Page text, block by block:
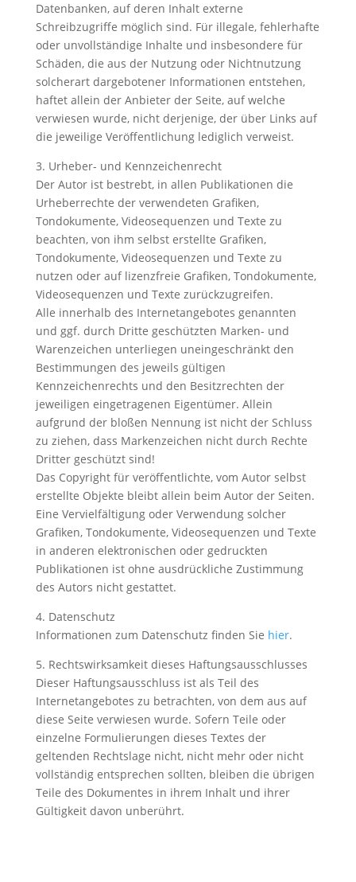
Datenbanken, auf deren Inhalt externe
Schreibzugriffe möglich sind. Für illegale, fehlerhafte
oder unvollständige Inhalte und insbesondere für
Schäden, die aus der Nutzung oder Nichtnutzung
solcherart dargebotener Informationen entstehen,
haftet allein der Anbieter der Seite, auf welche
verwiesen wurde, nicht derjenige, der über Links auf
die jeweilige Veröffentlichung lediglich verweist.
3. Urheber- und Kennzeichenrecht
Der Autor ist bestrebt, in allen Publikationen die
Urheberrechte der verwendeten Grafiken,
Tondokumente, Videosequenzen und Texte zu
beachten, von ihm selbst erstellte Grafiken,
Tondokumente, Videosequenzen und Texte zu
nutzen oder auf lizenzfreie Grafiken, Tondokumente,
Videosequenzen und Texte zurückzugreifen.
Alle innerhalb des Internetangebotes genannten
und ggf. durch Dritte geschützten Marken- und
Warenzeichen unterliegen uneingeschränkt den
Bestimmungen des jeweils gültigen
Kennzeichenrechts und den Besitzrechten der
jeweiligen eingetragenen Eigentümer. Allein
aufgrund der bloßen Nennung ist nicht der Schluss
zu ziehen, dass Markenzeichen nicht durch Rechte
Dritter geschützt sind!
Das Copyright für veröffentlichte, vom Autor selbst
erstellte Objekte bleibt allein beim Autor der Seiten.
Eine Vervielfältigung oder Verwendung solcher
Grafiken, Tondokumente, Videosequenzen und Texte
in anderen elektronischen oder gedruckten
Publikationen ist ohne ausdrückliche Zustimmung
des Autors nicht gestattet.
4. Datenschutz
Informationen zum Datenschutz finden Sie hier.
5. Rechtswirksamkeit dieses Haftungsausschlusses
Dieser Haftungsausschluss ist als Teil des
Internetangebotes zu betrachten, von dem aus auf
diese Seite verwiesen wurde. Sofern Teile oder
einzelne Formulierungen dieses Textes der
geltenden Rechtslage nicht, nicht mehr oder nicht
vollständig entsprechen sollten, bleiben die übrigen
Teile des Dokumentes in ihrem Inhalt und ihrer
Gültigkeit davon unberührt.